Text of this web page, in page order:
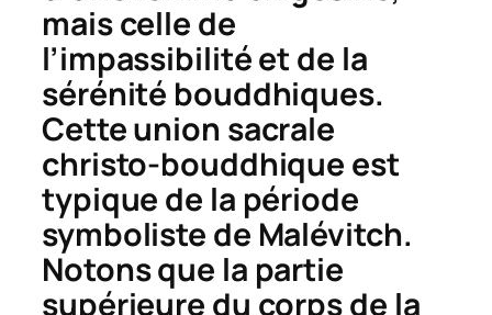
mais celle de
l’impassibilité et de la
sérénité bouddhiques.
Cette union sacrale
christo-bouddhique est
typique de la période
symboliste de Malévitch.
Notons que la partie
supérieure du corps de la